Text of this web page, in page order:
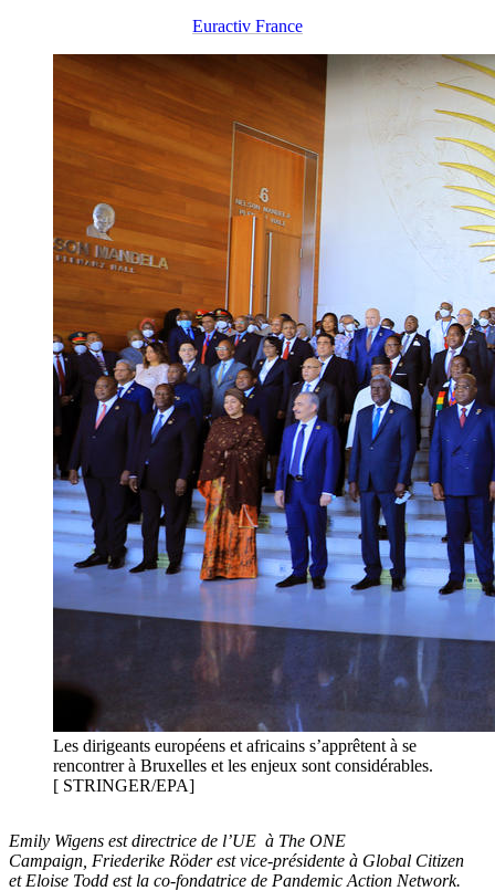
Euractiv France
Les dirigeants européens et africains s’apprêtent à se
rencontrer à Bruxelles et les enjeux sont considérables.
[ STRINGER/EPA]
Emily Wigens est directrice de l’UE à The ONE
Campaign, Friederike Röder est vice-présidente à Global Citizen
et Eloise Todd est la co-fondatrice de Pandemic Action Network.